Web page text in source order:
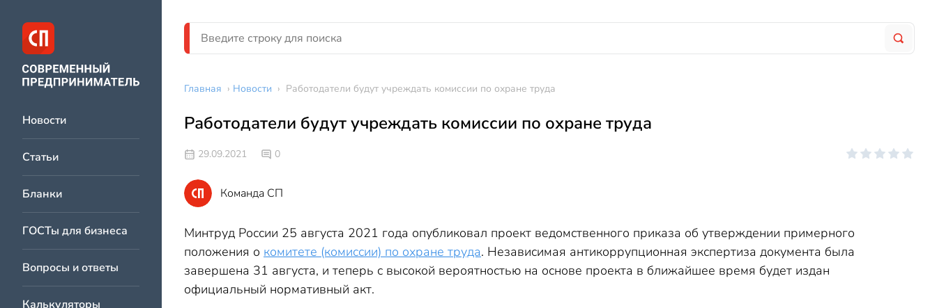
Новости
Статьи
Бланки
ГОСТы для бизнеса
Вопросы и ответы
Калькуляторы
Главная › Новости › Работодатели будут учреждать комиссии по охране труда
Работодатели будут учреждать комиссии по охране труда
29.09.2021 0
Команда СП
Минтруд России 25 августа 2021 года опубликовал проект ведомственного приказа об утверждении примерного
положения о комитете (комиссии) по охране труда. Независимая антикоррупционная экспертиза документа была
завершена 31 августа, и теперь с высокой вероятностью на основе проекта в ближайшее время будет издан
официальный нормативный акт.